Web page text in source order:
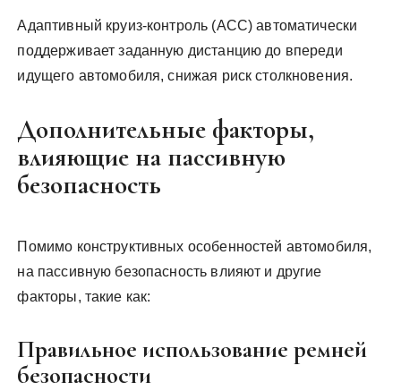
Адаптивный круиз-контроль (ACC) автоматически
поддерживает заданную дистанцию до впереди
идущего автомобиля, снижая риск столкновения.
Дополнительные факторы,
влияющие на пассивную
безопасность
Помимо конструктивных особенностей автомобиля,
на пассивную безопасность влияют и другие
факторы, такие как:
Правильное использование ремней
безопасности